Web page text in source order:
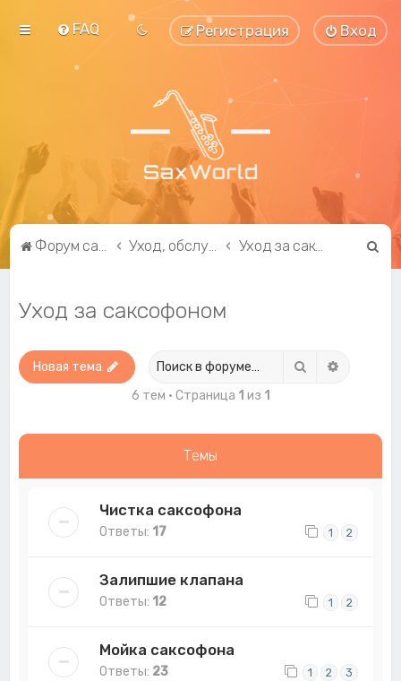
FAQ Вход
Регистрация
Форум саксофонистов SaxWorld.org Уход, обслуживание, ремонт и модификация Уход за саксофоном
Уход за саксофоном
Новая тема Поиск
6 тем • Страница 1 из 1
Темы
Чистка саксофона
Ответы: 17 1 2
Залипшие клапана
Ответы: 12 1 2
Мойка саксофона
Ответы: 23 1 2 3